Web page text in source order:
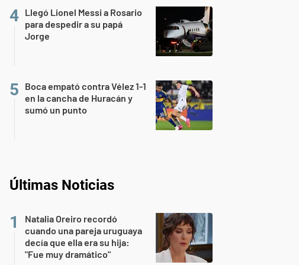
Llegó Lionel Messi a Rosario
para despedir a su papá
Jorge
Boca empató contra Vélez 1-1
en la cancha de Huracán y
sumó un punto
Últimas Noticias
Natalia Oreiro recordó
cuando una pareja uruguaya
decía que ella era su hija:
"Fue muy dramático"